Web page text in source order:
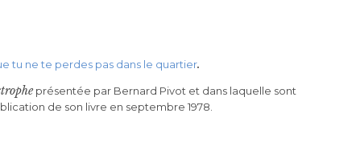
tu ne te perdes pas dans le quartier.
présentée par Bernard Pivot et dans laquelle sont
de son livre en septembre 1978.